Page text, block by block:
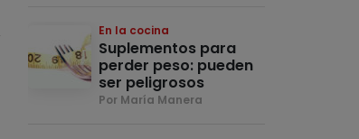
En la cocina
Suplementos para
perder peso: pueden
ser peligrosos
Por María Manera